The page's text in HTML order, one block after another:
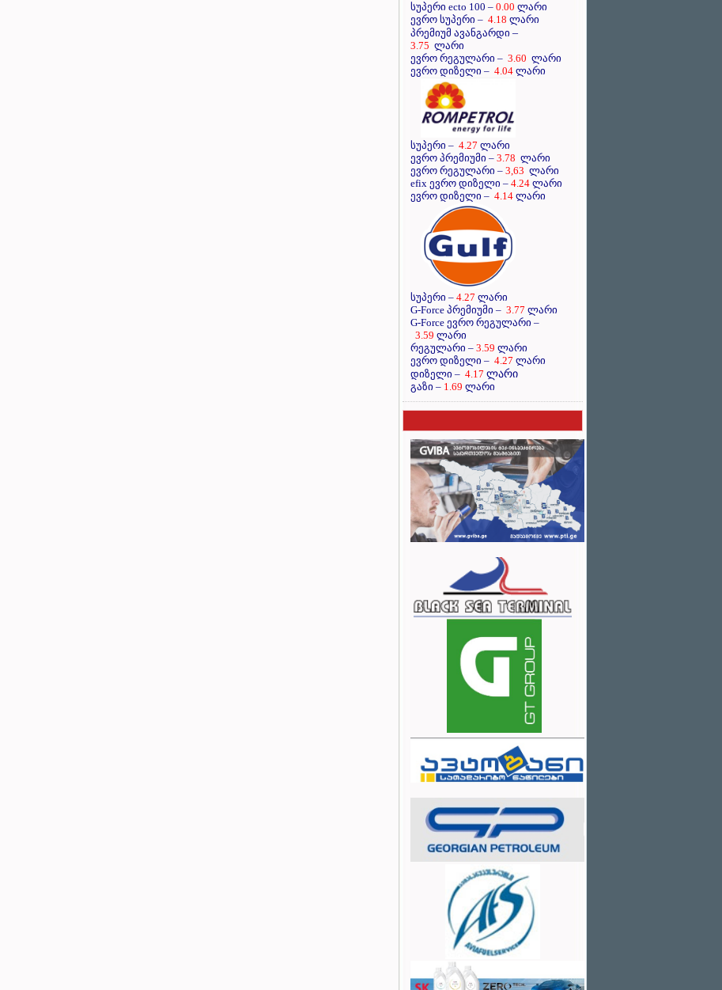
სუპერი ecto 100 – 0.00 ლარი
ევრო სუპერი – 4.18 ლარი
პრემიუმ ავანგარდი –
3.75 ლარი
ევრო რეგულარი – 3.60 ლარი
ევრო დიზელი – 4.04 ლარი
სუპერი – 4.27 ლარი
ევრო პრემიუმი – 3.78 ლარი
ევრო რეგულარი – 3,63 ლარი
efix ევრო დიზელი – 4.24 ლარი
ევრო დიზელი – 4.14 ლარი
სუპერი – 4.27 ლარი
G-Force პრემიუმი – 3.77 ლარი
G-Force ევრო რეგულარი –
3.59 ლარი
რეგულარი – 3.59 ლარი
ევრო დიზელი – 4.27 ლარი
დიზელი – 4.17 ლარი
გაზი – 1.69 ლარი